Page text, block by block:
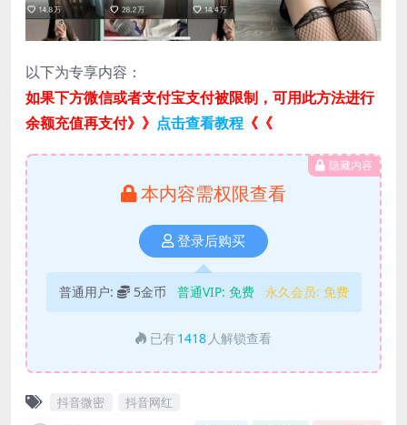
以下为专享内容：
如果下方微信或者支付宝支付被限制，可用此方法进行
余额充值再支付》》 点击查看教程 《《
隐藏内容
本内容需权限查看
登录后购买
普通用户: 5金币 普通VIP: 免费 永久会员: 免费
已有 1418 人解锁查看
抖音微密 抖音网红